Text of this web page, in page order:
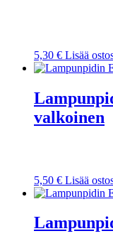
5,30 € Lisää
valkoinen
5,50 € Lisää